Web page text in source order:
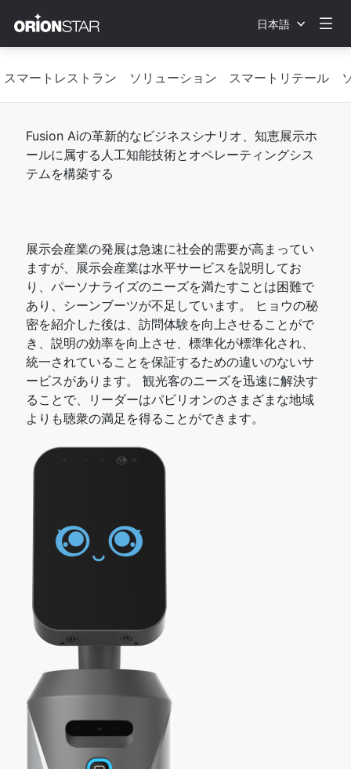
日本語
スマートレストラン ソリューション スマートリテール
Fusion Aiの革新的なビジネスシナリオ、知恵展示ホ
ールに属する人工知能技術とオペレーティングシス
テムを構築する
展示会産業の発展は急速に社会的需要が高まってい
ますが、展示会産業は水平サービスを説明してお
り、パーソナライズのニーズを満たすことは困難で
あり、シーンブーツが不足しています。 ヒョウの秘
密を紹介した後は、訪問体験を向上させることがで
き、説明の効率を向上させ、標準化が標準化され、
統一されていることを保証するための違いのないサ
ービスがあります。 観光客のニーズを迅速に解決す
ることで、リーダーはパビリオンのさまざまな地域
よりも聴衆の満足を得ることができます。